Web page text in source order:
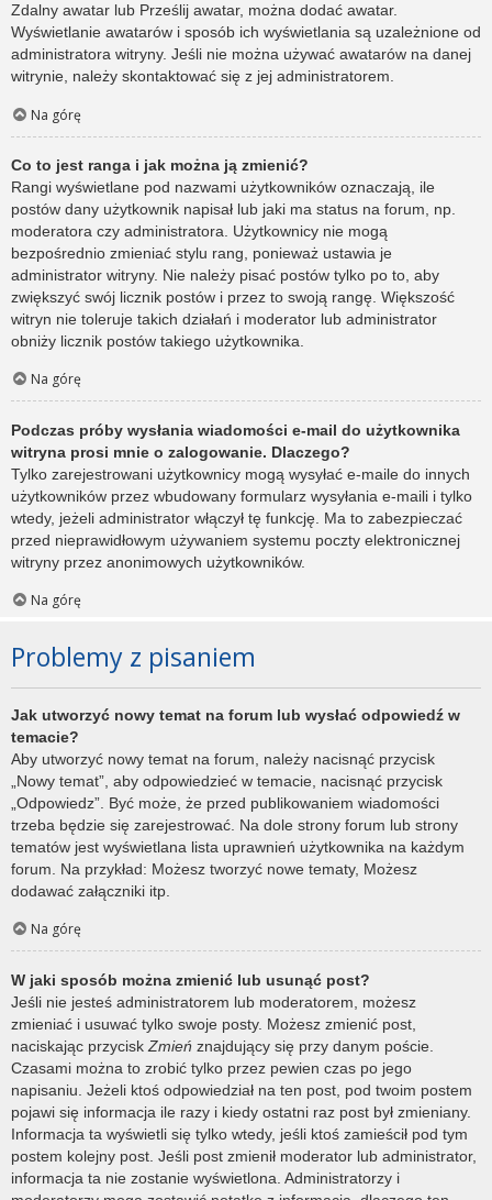
Zdalny awatar lub Prześlij awatar, można dodać awatar.
Wyświetlanie awatarów i sposób ich wyświetlania są uzależnione od
administratora witryny. Jeśli nie można używać awatarów na danej
witrynie, należy skontaktować się z jej administratorem.
Na górę
Co to jest ranga i jak można ją zmienić?
Rangi wyświetlane pod nazwami użytkowników oznaczają, ile
postów dany użytkownik napisał lub jaki ma status na forum, np.
moderatora czy administratora. Użytkownicy nie mogą
bezpośrednio zmieniać stylu rang, ponieważ ustawia je
administrator witryny. Nie należy pisać postów tylko po to, aby
zwiększyć swój licznik postów i przez to swoją rangę. Większość
witryn nie toleruje takich działań i moderator lub administrator
obniży licznik postów takiego użytkownika.
Na górę
Podczas próby wysłania wiadomości e-mail do użytkownika
witryna prosi mnie o zalogowanie. Dlaczego?
Tylko zarejestrowani użytkownicy mogą wysyłać e-maile do innych
użytkowników przez wbudowany formularz wysyłania e-maili i tylko
wtedy, jeżeli administrator włączył tę funkcję. Ma to zabezpieczać
przed nieprawidłowym używaniem systemu poczty elektronicznej
witryny przez anonimowych użytkowników.
Na górę
Problemy z pisaniem
Jak utworzyć nowy temat na forum lub wysłać odpowiedź w
temacie?
Aby utworzyć nowy temat na forum, należy nacisnąć przycisk
„Nowy temat”, aby odpowiedzieć w temacie, nacisnąć przycisk
„Odpowiedz”. Być może, że przed publikowaniem wiadomości
trzeba będzie się zarejestrować. Na dole strony forum lub strony
tematów jest wyświetlana lista uprawnień użytkownika na każdym
forum. Na przykład: Możesz tworzyć nowe tematy, Możesz
dodawać załączniki itp.
Na górę
W jaki sposób można zmienić lub usunąć post?
Jeśli nie jesteś administratorem lub moderatorem, możesz
zmieniać i usuwać tylko swoje posty. Możesz zmienić post,
naciskając przycisk Zmień znajdujący się przy danym poście.
Czasami można to zrobić tylko przez pewien czas po jego
napisaniu. Jeżeli ktoś odpowiedział na ten post, pod twoim postem
pojawi się informacja ile razy i kiedy ostatni raz post był zmieniany.
Informacja ta wyświetli się tylko wtedy, jeśli ktoś zamieścił pod tym
postem kolejny post. Jeśli post zmienił moderator lub administrator,
informacja ta nie zostanie wyświetlona. Administratorzy i